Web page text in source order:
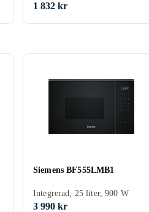
1 832 kr
Siemens BF555LMB1
Integrerad, 25 liter, 900 W
3 990 kr